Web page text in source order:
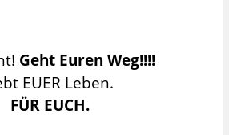
Geht Euren Weg!!!!
EUER Leben.
FÜR EUCH.